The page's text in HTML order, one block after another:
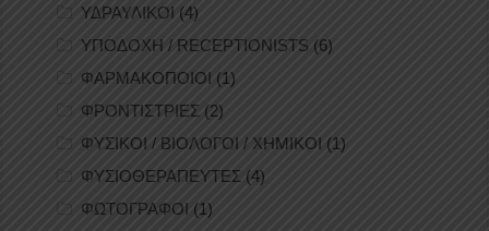
ΥΔΡΑΥΛΙΚΟΙ (4)
ΥΠΟΔΟΧΗ / RECEPTIONISTS (6)
ΦΑΡΜΑΚΟΠΟΙΟΙ (1)
ΦΡΟΝΤΙΣΤΡΙΕΣ (2)
ΦΥΣΙΚΟΙ / ΒΙΟΛΟΓΟΙ / ΧΗΜΙΚΟΙ (1)
ΦΥΣΙΟΘΕΡΑΠΕΥΤΕΣ (4)
ΦΩΤΟΓΡΑΦΟΙ (1)